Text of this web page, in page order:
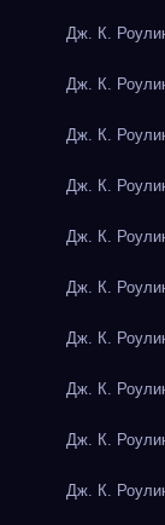
Дж. К.
Дж. К.
Дж. К.
Дж. К.
Дж. К.
Дж. К.
Дж. К.
Дж. К.
Дж. К.
Дж. К.